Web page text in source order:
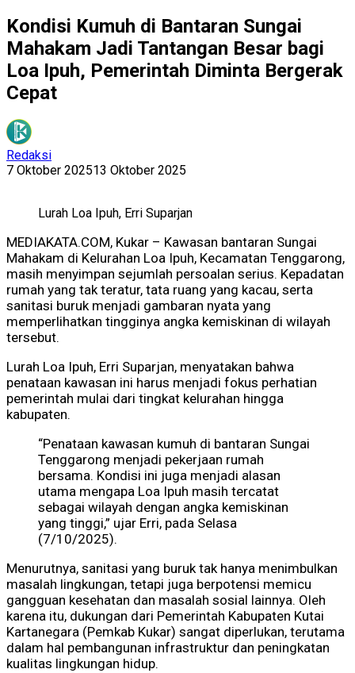
Kondisi Kumuh di Bantaran Sungai
Mahakam Jadi Tantangan Besar bagi
Loa Ipuh, Pemerintah Diminta Bergerak
Cepat
Redaksi
7 Oktober 202513 Oktober 2025
Lurah Loa Ipuh, Erri Suparjan
MEDIAKATA.COM, Kukar – Kawasan bantaran Sungai
Mahakam di Kelurahan Loa Ipuh, Kecamatan Tenggarong,
masih menyimpan sejumlah persoalan serius. Kepadatan
rumah yang tak teratur, tata ruang yang kacau, serta
sanitasi buruk menjadi gambaran nyata yang
memperlihatkan tingginya angka kemiskinan di wilayah
tersebut.
Lurah Loa Ipuh, Erri Suparjan, menyatakan bahwa
penataan kawasan ini harus menjadi fokus perhatian
pemerintah mulai dari tingkat kelurahan hingga
kabupaten.
“Penataan kawasan kumuh di bantaran Sungai
Tenggarong menjadi pekerjaan rumah
bersama. Kondisi ini juga menjadi alasan
utama mengapa Loa Ipuh masih tercatat
sebagai wilayah dengan angka kemiskinan
yang tinggi,” ujar Erri, pada Selasa
(7/10/2025).
Menurutnya, sanitasi yang buruk tak hanya menimbulkan
masalah lingkungan, tetapi juga berpotensi memicu
gangguan kesehatan dan masalah sosial lainnya. Oleh
karena itu, dukungan dari Pemerintah Kabupaten Kutai
Kartanegara (Pemkab Kukar) sangat diperlukan, terutama
dalam hal pembangunan infrastruktur dan peningkatan
kualitas lingkungan hidup.